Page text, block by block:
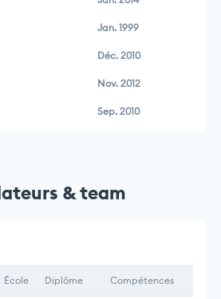
Jan. 1999
Déc. 2010
Nov. 2012
Sep. 2010
& team
École Diplôme Compétences